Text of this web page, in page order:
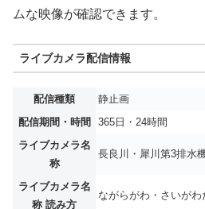
ムな映像が確認できます。
ライブカメラ配信情報
配信種類
静止画
配信期間・時間
365日・24時間
ライブカメラ名
称
長良川・犀川第3排水
ライブカメラ名
称 読み方
ながらがわ・さいが